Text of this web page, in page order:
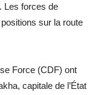
Les forces de
sur la route
Force (CDF) ont
capitale de l’État